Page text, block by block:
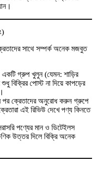
সাথে সম্পর্ক অনেক মজবুত
একটি গ্রুপ খুলুন (যেমন: শাড়ির
শুধু বিক্রির পোস্ট না দিয়ে কাপড়ের
পর ক্রেতাদের অনুরোধ করুন গ্রুপে
এই রিভিউ দেখে পণ্য কিনতে
পণ্যের মান ও ডিটেইলস
উত্তর দিলে বিক্রি অনেক